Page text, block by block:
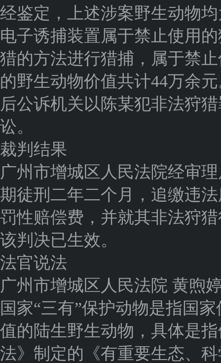
经鉴定，上述涉案野生动物
电子诱捕装置属于禁止使用
猎的方法进行猎捕，属于禁
的野生动物价值共计44万余
后公诉机关以陈某犯非法狩
讼。
裁判结果
广州市增城区人民法院经审
期徒刑二年二个月，追缴违
罚性赔偿费，并就其非法狩
该判决已生效。
法官说法
广州市增城区人民法院 黄煦
国家“三有”保护动物是指国
值的陆生野生动物，具体是
法》制定的《有重要生态、